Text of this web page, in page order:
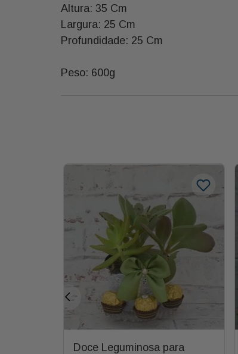
Altura: 35 Cm
Largura: 25 Cm
Profundidade: 25 Cm
Peso: 600g
Doce Leguminosa para